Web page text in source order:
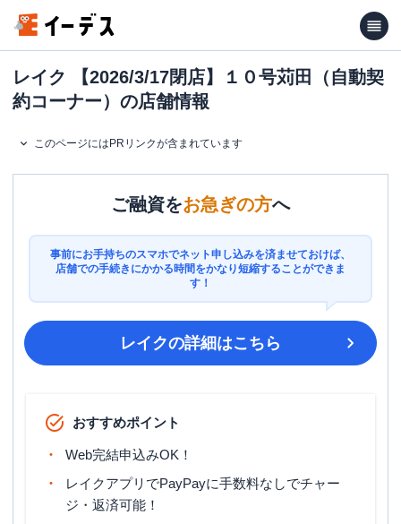
レイク 【2026/3/17閉店】１０号苅田（自動契
約コーナー）の店舗情報
このページにはPRリンクが含まれています
ご融資をお急ぎの方へ
事前にお手持ちのスマホでネット申し込みを済ませておけば、
店舗での手続きにかかる時間をかなり短縮することができま
す！
レイクの詳細はこちら
おすすめポイント
Web完結申込みOK！
レイクアプリでPayPayに手数料なしでチャー
ジ・返済可能！